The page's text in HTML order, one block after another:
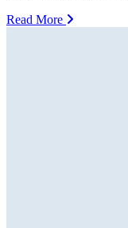
Read More